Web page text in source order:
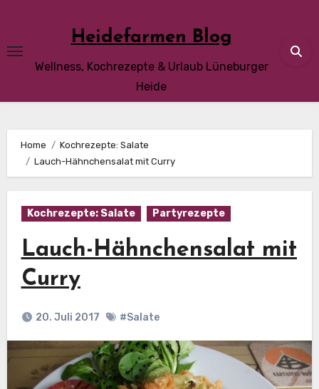
content
Heidefarmen Blog
Wellness, Kochrezepte & Urlaub Lüneburger
Heide
Home
Kochrezepte: Salate
Lauch-Hähnchensalat mit Curry
Kochrezepte: Salate Partyrezepte
Lauch-Hähnchensalat mit
Curry
20. Juli 2017 #Salate